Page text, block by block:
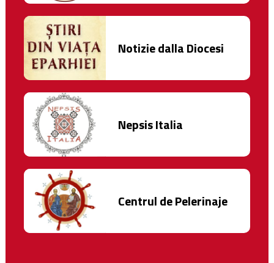
Notizie dalla Diocesi
Nepsis Italia
Centrul de Pelerinaje